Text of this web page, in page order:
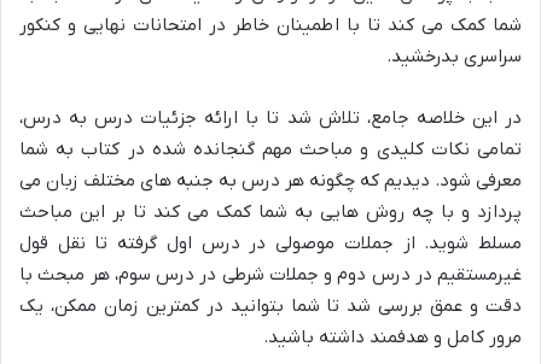
شما کمک می کند تا با اطمینان خاطر در امتحانات نهایی و کنکور
سراسری بدرخشید.
در این خلاصه جامع، تلاش شد تا با ارائه جزئیات درس به درس،
تمامی نکات کلیدی و مباحث مهم گنجانده شده در کتاب به شما
معرفی شود. دیدیم که چگونه هر درس به جنبه های مختلف زبان می
پردازد و با چه روش هایی به شما کمک می کند تا بر این مباحث
مسلط شوید. از جملات موصولی در درس اول گرفته تا نقل قول
غیرمستقیم در درس دوم و جملات شرطی در درس سوم، هر مبحث با
دقت و عمق بررسی شد تا شما بتوانید در کمترین زمان ممکن، یک
مرور کامل و هدفمند داشته باشید.